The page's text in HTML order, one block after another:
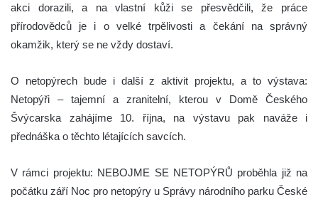
akci dorazili, a na vlastní kůži se přesvědčili, že práce
přírodovědců je i o velké trpělivosti a čekání na správný
okamžik, který se ne vždy dostaví.
O netopýrech bude i další z aktivit projektu, a to výstava:
Netopýři – tajemní a zranitelní, kterou v Domě Českého
Švýcarska zahájíme 10. října, na výstavu pak naváže i
přednáška o těchto létajících savcích.
V rámci projektu: NEBOJME SE NETOPÝRŮ proběhla již na
počátku září Noc pro netopýry u Správy národního parku České